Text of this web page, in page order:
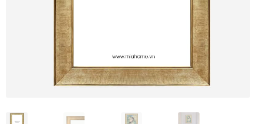
Vị trí trưng bày
Bộ sưu tập tranh
Bộ sưu tập Mã Vương – Quà tặng doanh nghiệp